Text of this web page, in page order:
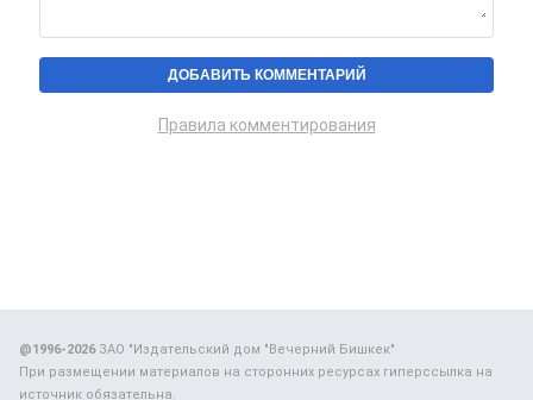
Правила комментирования
@1996-2026ЗАО "Издательский дом "Вечерний Бишкек"
При размещении материалов на сторонних ресурсах гиперссылка на
источник обязательна.